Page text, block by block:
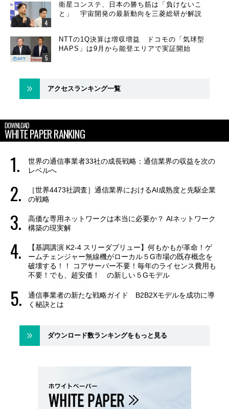
衛星コンステ、日本の勝ち筋は「負けないこ
と」 宇宙開発の最新動向を三菱総研が解説
NTTの1Q決算は増収増益 ドコモの「気球型
HAPS」は9月から能登エリアで実証開始
アクセスランキング一覧
DOWNLOAD
WHITE PAPER RANKING
世界の通信事業者33社の成長戦略：通信業界の収益を次の
レベルへ
［世界4473社調査］通信業界におけるAI成熟度と先駆企業
の戦略
高価な専用ネットワークは本当に必要か？ AIネットワーク
構築の現実解
【基調講演 K2-4 スリーダブリュー】何もかもが革命！ゲ
ームチェンジャー無線機がローカル５G市場の既存概念を
破壊する！！ コアサーバー不要！毎年のライセンス費用も
不要！でも、超安価！ の新しい５Gモデル
通信事業者の新たな戦略ガイド B2B2Xモデルを成功に導
く秘訣とは
ダウンロード数ランキングをもっと見る